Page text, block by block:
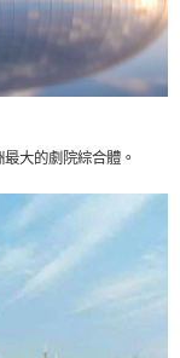
大的劇院綜合體。